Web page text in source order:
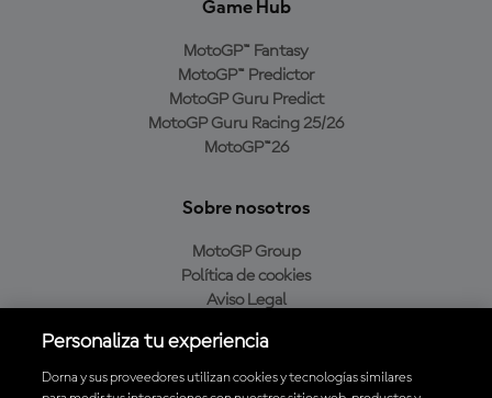
Game Hub
MotoGP™ Fantasy
MotoGP™ Predictor
MotoGP Guru Predict
MotoGP Guru Racing 25/26
MotoGP™26
Sobre nosotros
MotoGP Group
Política de cookies
Aviso Legal
Política de compra
Personaliza tu experiencia
Dorna y sus proveedores utilizan cookies y tecnologías similares